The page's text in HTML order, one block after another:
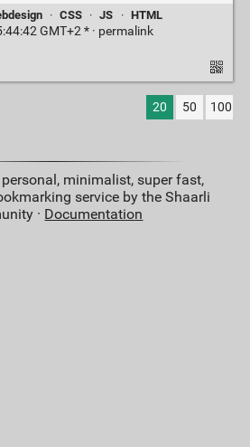
· CSS · JS · HTML
GMT+2 * · permalink
20 50 100
personal, minimalist, super fast,
service by the Shaarli
· Documentation